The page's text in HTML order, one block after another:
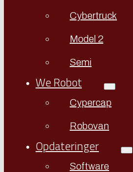
Cybertruck
Model 2
Semi
We Robot
Cypercap
Robovan
Opdateringer
Software